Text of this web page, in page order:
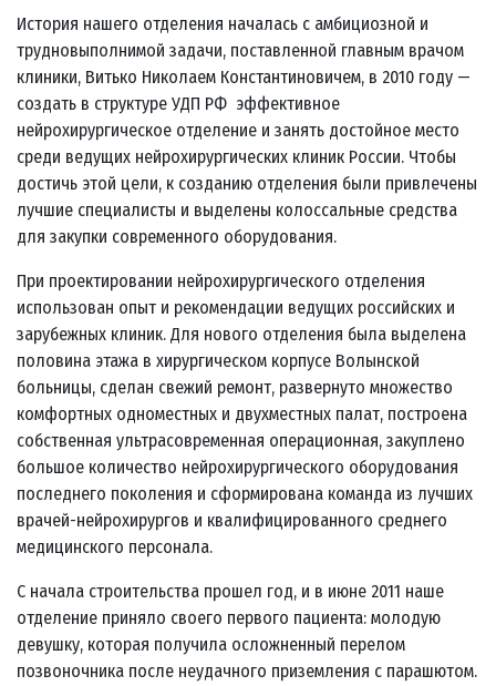
История нашего отделения началась с амбициозной и
трудновыполнимой задачи, поставленной главным врачом
клиники, Витько Николаем Константиновичем, в 2010 году —
создать в структуре УДП РФ эффективное
нейрохирургическое отделение и занять достойное место
среди ведущих нейрохирургических клиник России. Чтобы
достичь этой цели, к созданию отделения были привлечены
лучшие специалисты и выделены колоссальные средства
для закупки современного оборудования.
При проектировании нейрохирургического отделения
использован опыт и рекомендации ведущих российских и
зарубежных клиник. Для нового отделения была выделена
половина этажа в хирургическом корпусе Волынской
больницы, сделан свежий ремонт, развернуто множество
комфортных одноместных и двухместных палат, построена
собственная ультрасовременная операционная, закуплено
большое количество нейрохирургического оборудования
последнего поколения и сформирована команда из лучших
врачей-нейрохирургов и квалифицированного среднего
медицинского персонала.
С начала строительства прошел год, и в июне 2011 наше
отделение приняло своего первого пациента: молодую
девушку, которая получила осложненный перелом
позвоночника после неудачного приземления с парашютом.